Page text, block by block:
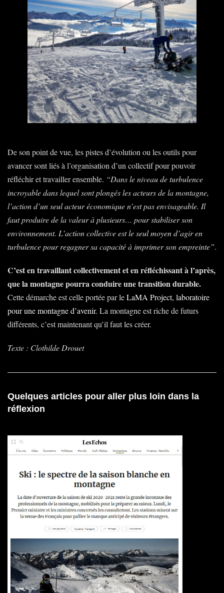
De son point de vue, les pistes d’évolution ou les outils pour
avancer sont liés à l’organisation d’un collectif pour pouvoir
réfléchir et travailler ensemble. “Dans le niveau de turbulence
incroyable dans lequel sont plongés les acteurs de la montagne,
l’action d’un seul acteur économique n’est pas envisageable. Il
faut produire de la valeur à plusieurs… pour stabiliser son
environnement. L’action collective est le seul moyen d’agir en
turbulence pour regagner sa capacité à imprimer son empreinte”.
C’est en travaillant collectivement et en réfléchissant à l’après,
que la montagne pourra conduire une transition durable.
Cette démarche est celle portée par leLaMA Project, laboratoire
pour une montagne d’avenir. La montagne est riche de futurs
différents, c’est maintenant qu’il faut les créer.
Texte : Clothilde Drouet
Quelques articles pour aller plus loin dans la
réflexion